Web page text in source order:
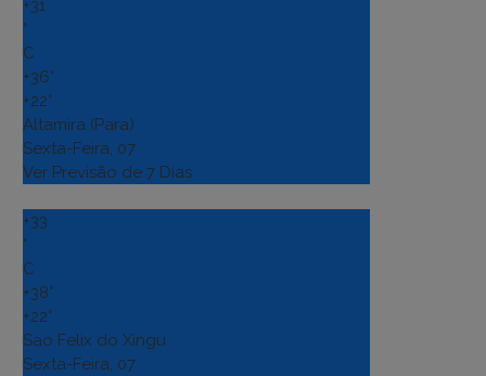
+31
°
C
+36°
+22°
Altamira (Para)
Sexta-Feira, 07
Ver Previsão de 7 Dias
+33
°
C
+38°
+22°
Sao Felix do Xingu
Sexta-Feira, 07